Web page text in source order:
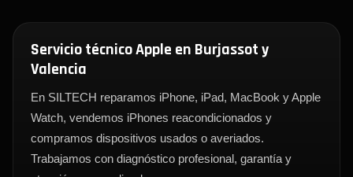
Servicio técnico Apple en Burjassot y
Valencia
En SILTECH reparamos iPhone, iPad, MacBook y Apple
Watch, vendemos iPhones reacondicionados y
compramos dispositivos usados o averiados.
Trabajamos con diagnóstico profesional, garantía y